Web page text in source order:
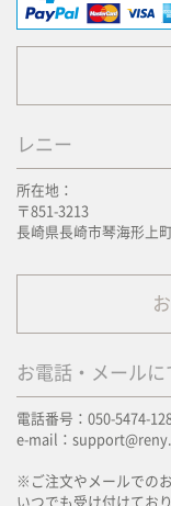
レニー
所在地：
〒851-3213
長崎県長崎市琴海形上
お電話・メールに
電話番号：050-5474-
e-mail：
※ご注文やメールでの
いつでも受け付けており